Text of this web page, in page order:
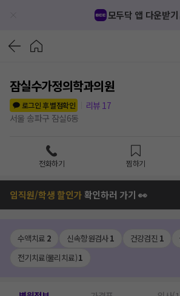
모두닥 앱 다운받기
잠실수가정의학과의원
로그인 후 별점확인
리뷰 17
서울 송파구 잠실6동
전화하기 찜하기
임직원/학생 할인가확인하러 가기 👀
수액치료 2 신속항원검사1 건강검진 1
전기치료(물리치료)1